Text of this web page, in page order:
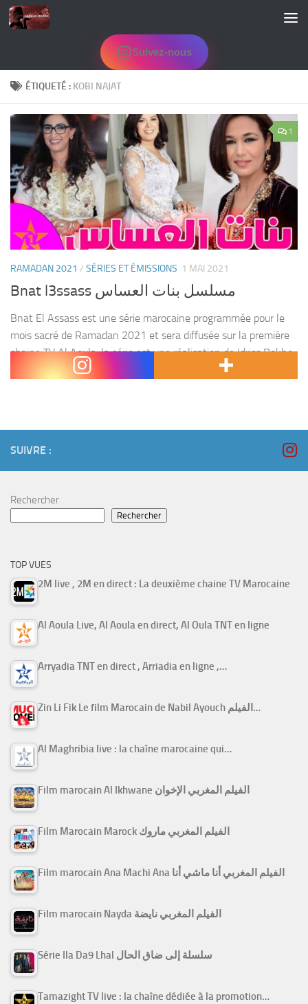
Skip to content
Suivez-nous
ÉTIQUETÉ : KOBI NAJAT
1
RAMADAN 2021 / SÉRIES ET ÉMISSIONS 1 MAI 2021
Bnat l3ssass مسلسل بنات العساس
Bnat El Assass est une série marocaine programmée pour le
mois sacré de Ramadan 2021 et sera diffusée sur la première
chaine TV Al Aoula. la série est une réalisation de Idriss Rokhe,
composée...
SUIVRE :
Rechercher
Rechercher
TOP VUES
2M live , 2M en direct : La deuxième chaine TV Marocaine
Al Aoula Live, Al Aoula en direct, Al Oula TNT en ligne
Arryadia TNT en direct , Arriadia en ligne ,…
Zin Li Fik Le film Marocain de Nabil Ayouch الفيلم…
Al Maghribia live : la chaîne marocaine qui…
Film marocain Al Ikhwane الفيلم المغربي الإخوان
Film Marocain Marock الفيلم المغربي ماروك
Film marocain Ana Machi Ana الفيلم المغربي أنا ماشي أنا
Film marocain Nayda الفيلم المغربي نايضة
Série Ila Da9 Lhal سلسلة إلى ضاق الحال
Tamazight TV live : la chaîne dédiée à la promotion…